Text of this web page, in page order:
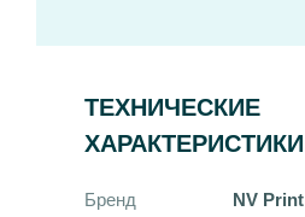
ТЕХНИЧЕСКИЕ
ХАРАКТЕРИСТИКИ
Бренд NV Print